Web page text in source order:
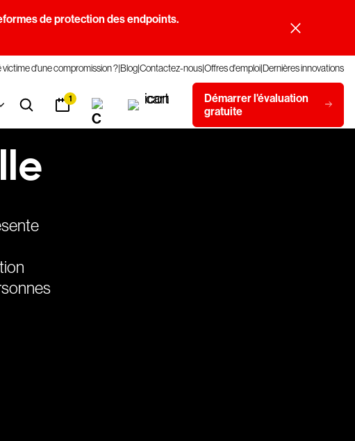
de protection des endpoints.
victime d'une compromission ?BlogContactez-nousOffres d'emploiDernières innovations
1
Démarrer l'évaluation
gratuite